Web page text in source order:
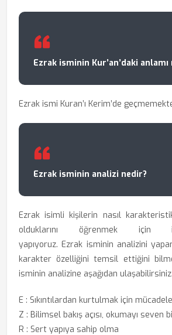
Ezrak isminin Kur’an’daki anlamı
Ezrak ismi Kuran’ı Kerim’de
Ezrak isminin analizi nedir?
Ezrak isimli kişilerin nasıl
olduklarını öğrenmek için
yapıyoruz. Ezrak isminin analizini
karakter özelliğini temsil ettiğini
isminin analizine aşağıdan ulaşabilirsiniz.
E : Sıkıntılardan kurtulmak için mücadele
Z : Bilimsel bakış açısı, okumayı seven
R : Sert yapıya sahip olma